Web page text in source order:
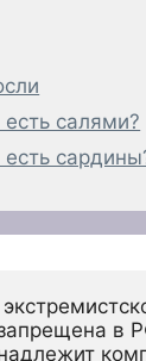
салями?
в